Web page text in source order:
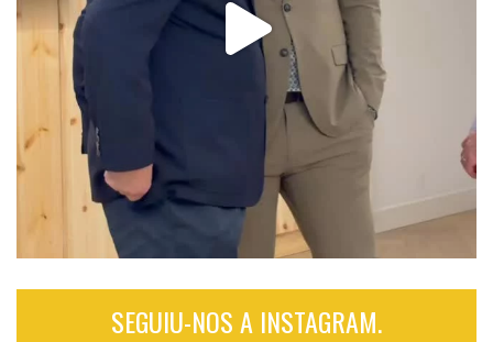
SEGUIU-NOS A INSTAGRAM.